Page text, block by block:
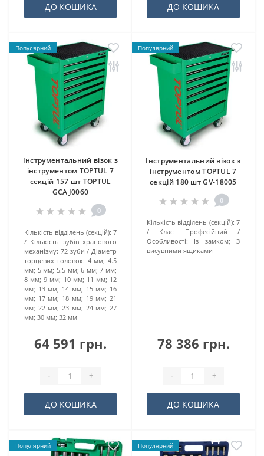
ДО КОШИКА ДО КОШИКА
Популярний
Інструментальний візок з
інструментом TOPTUL 7
секцій 157 шт TOPTUL
GCAJ0060
0
Кількість відділень (секцій): 7
Кількість зубів храпового
механізму: 72 зуби
Діаметр
торцевих головок: 4 мм; 4.5
мм; 5 мм; 5.5 мм; 6 мм; 7 мм;
8 мм; 9 мм; 10 мм; 11 мм; 12
мм; 13 мм; 14 мм; 15 мм; 16
мм; 17 мм; 18 мм; 19 мм; 21
мм; 22 мм; 23 мм; 24 мм; 27
мм; 30 мм; 32 мм
64 591 грн.
- +
ДО КОШИКА
Популярний
Інструментальний візок з
інструментом TOPTUL 7
секцій 180 шт GV-18005
0
Кількість відділень (секцій): 7
Клас:
Професійний
Особливості:
Із замком; З
висувними ящиками
78 386 грн.
- +
ДО КОШИКА
Популярний Популярний